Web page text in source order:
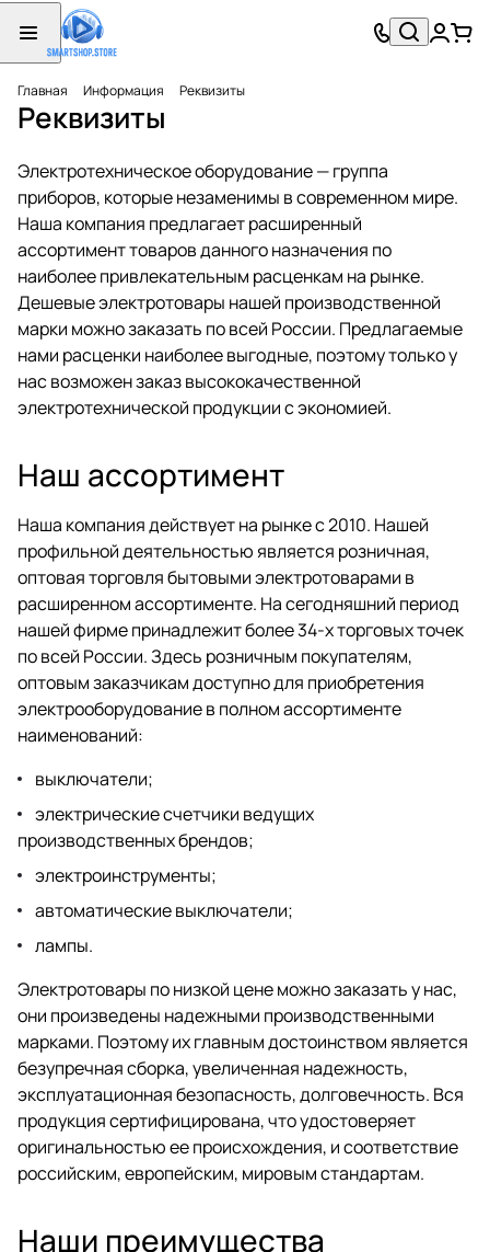
Главная Информация Реквизиты
Реквизиты
Электротехническое оборудование — группа
приборов, которые незаменимы в современном мире.
Наша компания предлагает расширенный
ассортимент товаров данного назначения по
наиболее привлекательным расценкам на рынке.
Дешевые электротовары нашей производственной
марки можно заказать по всей России. Предлагаемые
нами расценки наиболее выгодные, поэтому только у
нас возможен заказ высококачественной
электротехнической продукции с экономией.
Наш ассортимент
Наша компания действует на рынке с 2010. Нашей
профильной деятельностью является розничная,
оптовая торговля бытовыми электротоварами в
расширенном ассортименте. На сегодняшний период
нашей фирме принадлежит более 34-х торговых точек
по всей России. Здесь розничным покупателям,
оптовым заказчикам доступно для приобретения
электрооборудование в полном ассортименте
наименований:
выключатели;
электрические счетчики ведущих
производственных брендов;
электроинструменты;
автоматические выключатели;
лампы.
Электротовары по низкой цене можно заказать у нас,
они произведены надежными производственными
марками. Поэтому их главным достоинством является
безупречная сборка, увеличенная надежность,
эксплуатационная безопасность, долговечность. Вся
продукция сертифицирована, что удостоверяет
оригинальностью ее происхождения, и соответствие
российским, европейским, мировым стандартам.
Наши преимущества